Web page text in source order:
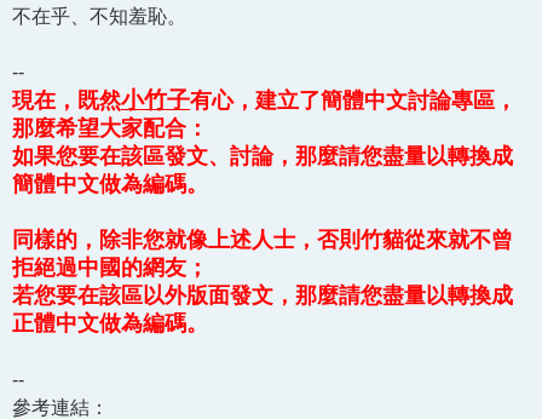
不在乎、不知羞恥。
--
現在，既然小竹子有心，建立了簡體中文討論專區，
那麼希望大家配合：
如果您要在該區發文、討論，那麼請您盡量以轉換成
簡體中文做為編碼。
同樣的，除非您就像上述人士，否則竹貓從來就不曾
拒絕過中國的網友；
若您要在該區以外版面發文，那麼請您盡量以轉換成
正體中文做為編碼。
--
參考連結：